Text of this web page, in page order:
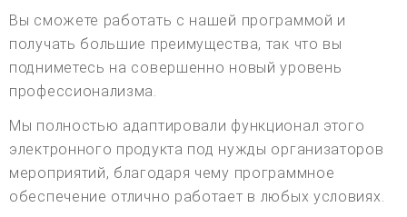
Вы сможете работать с нашей программой и
получать большие преимущества, так что вы
подниметесь на совершенно новый уровень
профессионализма.
Мы полностью адаптировали функционал этого
электронного продукта под нужды организаторов
мероприятий, благодаря чему программное
обеспечение отлично работает в любых условиях.